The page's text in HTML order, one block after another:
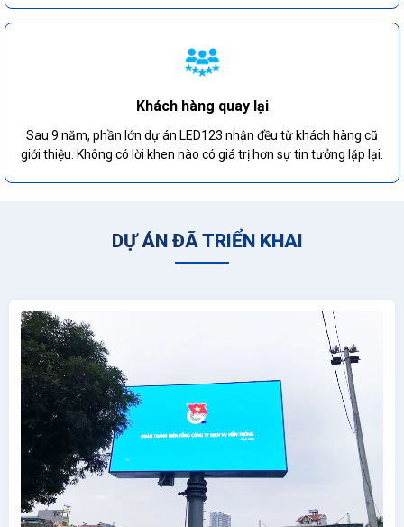
Khách hàng quay lại
Sau 9 năm, phần lớn dự án LED123 nhận đều từ khách hàng cũ
giới thiệu. Không có lời khen nào có giá trị hơn sự tin tưởng lặp lại.
DỰ ÁN ĐÃ TRIỂN KHAI